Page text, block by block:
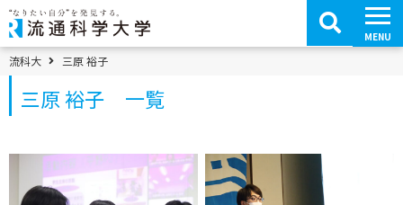
コ
ン
テ
ン
ツ
へ
移
MENU
パンくずメニュー
流科大 三原 裕子
三原 裕子 一覧